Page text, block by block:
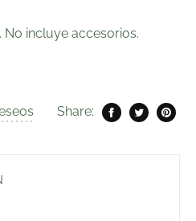
No incluye accesorios.
Share: